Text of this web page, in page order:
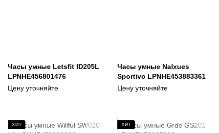
Часы умные Letsfit ID205L
LPNHE456801476
Цену уточняйте
Часы умные Nalxues
Sportivo LPNHE453883361
Цену уточняйте
ХИТ ХИТ